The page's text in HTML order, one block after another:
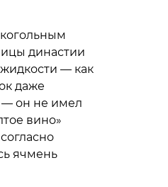
династии
— как
даже
— он не имел
вино»
ячмень